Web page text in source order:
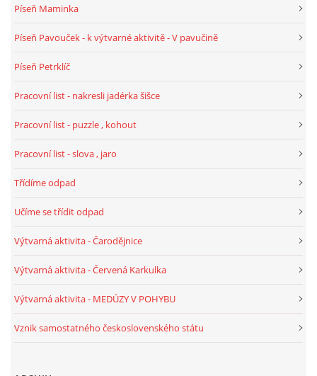
SVATÝ VÁCLAV
HALLOWEEN
SVATÝ MARTIN
SVATÁ BARBORA 4.12.
Píseň Maminka
Píseň Pavouček - k výtvarné aktivitě - V pavučině
Píseň Petrklíč
Pracovní list - nakresli jadérka šišce
Pracovní list - puzzle , kohout
Pracovní list - slova , jaro
Třídíme odpad
Učíme se třídit odpad
Výtvarná aktivita - Čarodějnice
Výtvarná aktivita - Červená Karkulka
Výtvarná aktivita - MEDÚZY V POHYBU
Vznik samostatného československého státu